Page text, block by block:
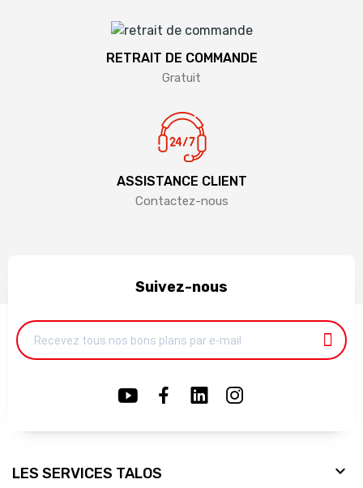
RETRAIT DE COMMANDE
Gratuit
ASSISTANCE CLIENT
Contactez-nous
Suivez-nous
LES SERVICES TALOS 